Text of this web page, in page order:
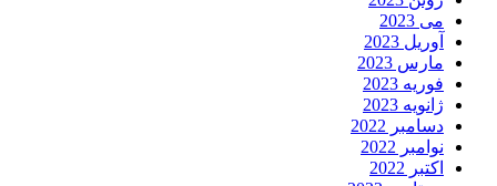
می 2023
آوریل 2023
مارس 2023
فوریه 2023
ژانویه 2023
دسامبر 2022
نوامبر 2022
اکتبر 2022